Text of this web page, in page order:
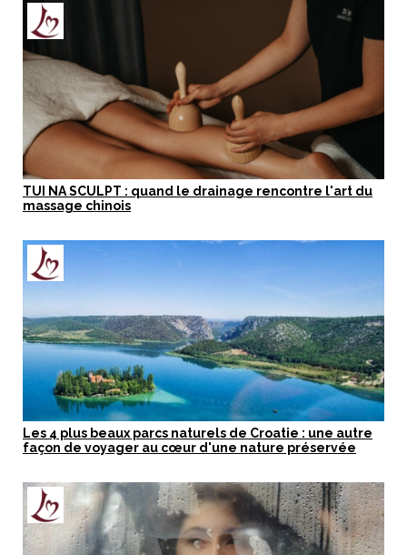
TUI NA SCULPT : quand le drainage rencontre l'art du
massage chinois
Les 4 plus beaux parcs naturels de Croatie : une autre
façon de voyager au cœur d'une nature préservée